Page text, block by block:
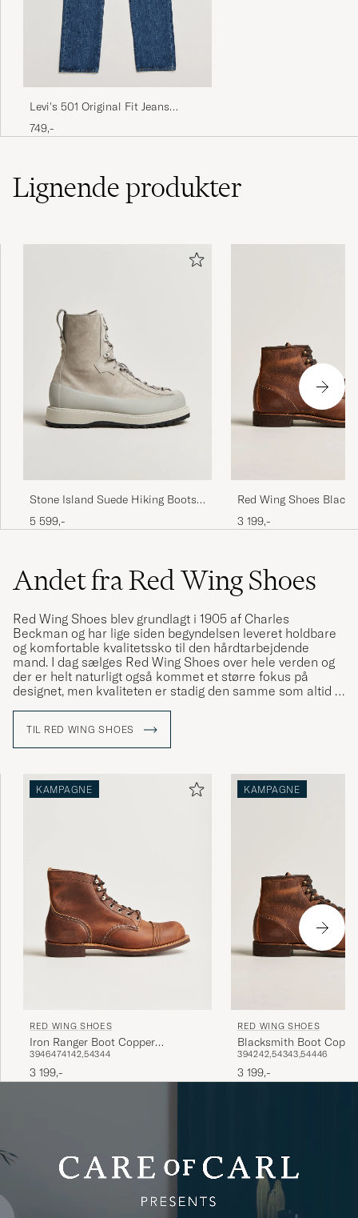
Levi's 501 Original Fit Jeans
Stonewash
749,-
Lignendeprodukter
Stone Island Suede Hiking Boots
Pearl Grey
5 599,-
Red Wing Shoes
Copper Rough/Though
3 199,-
Andet fra Red Wing Shoes
Red Wing Shoes blev grundlagt i 1905 af Charles
Beckman og har lige siden begyndelsen leveret holdbare
og komfortable kvalitetssko til den hårdtarbejdende
mand. I dag sælges Red Wing Shoes over hele verden og
der er helt naturligt også kommet et større fokus på
designet, men kvaliteten er stadig den samme som altid –
Wing Shoes.
TIL RED WING SHOES
KAMPAGNE
RED WING SHOES
Iron Ranger Boot Copper
Rough/Though Leather
3946474142,54344
3 199,-
KAMPAGNE
RED WING SHOES
Blacksmith Boot
Rough/Though Leather
394242,54343,54446
3 199,-